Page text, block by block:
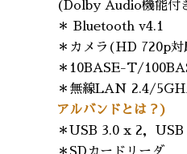
(Dolby Audio機能付
＊ Bluetooth v4.1
＊カメラ(HD 720p対
＊10BASE-T/
＊無線LAN 2.4/
アルバンドとは？)
＊USB 3.0 x 2，USB